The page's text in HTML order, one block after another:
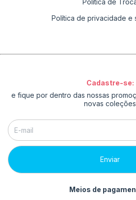
Política de privacidade e
Cadastre-se:
e fique por dentro das nossas
novas coleções
Meios de